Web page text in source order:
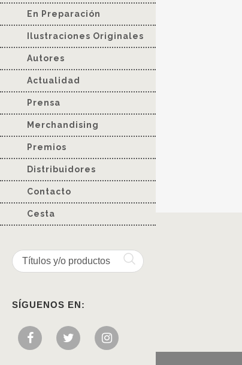
En Preparación
Ilustraciones Originales
Autores
Actualidad
Prensa
Merchandising
Premios
Distribuidores
Contacto
Cesta
SÍGUENOS EN: